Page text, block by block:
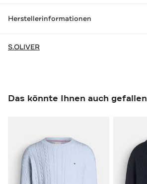
Herstellerinformationen
S.OLIVER
Das könnte Ihnen auch gefallen